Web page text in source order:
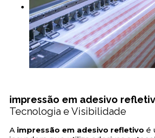
impressão em adesivo
Tecnologia e Visibilidade
A impressão em adesivo refletivo é